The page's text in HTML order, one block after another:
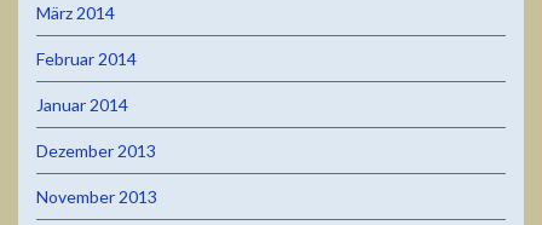
März 2014
Februar 2014
Januar 2014
Dezember 2013
November 2013